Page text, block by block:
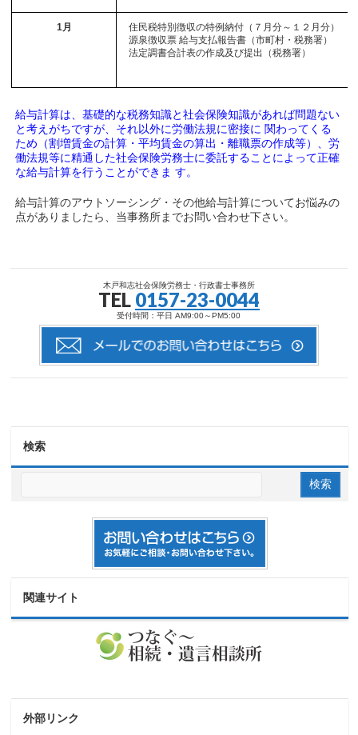
1月
住民税特別徴収の特例納付（７月分～１２月分）
源泉徴収票 給与支払報告書（市町村・税務署）
法定調書合計表の作成及び提出（税務署）
給与計算は、基礎的な税務知識と社会保険知識があれば問題ない
と考えがちですが、それ以外に労働法規に密接に 関わってくる
ため（割増賃金の計算・平均賃金の算出・離職票の作成等）、労
働法規等に精通した社会保険労務士に委託することによって正確
な給与計算を行うことができま す。
給与計算のアウトソーシング・その他給与計算についてお悩みの
点がありましたら、当事務所までお問い合わせ下さい。
木戸和志社会保険労務士・行政書士事務所
TEL 0157-23-0044
受付時間：平日 AM9:00～PM5:00
検索
関連サイト
外部リンク